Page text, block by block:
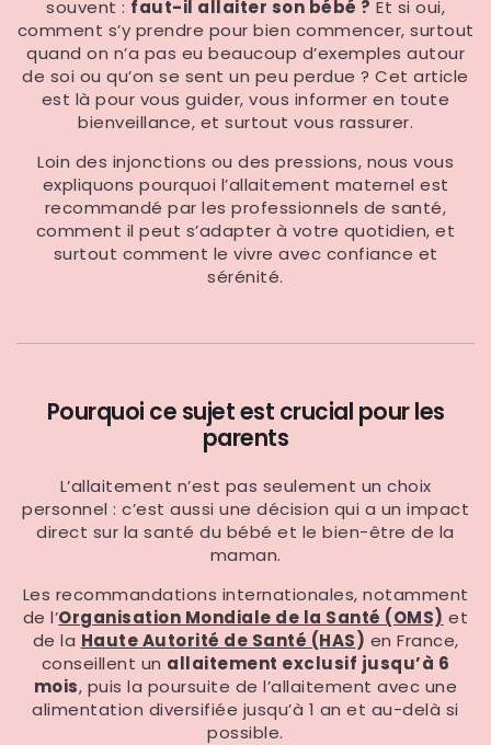
souvent : faut-il allaiter son bébé ? Et si oui,
comment s’y prendre pour bien commencer, surtout
quand on n’a pas eu beaucoup d’exemples autour
de soi ou qu’on se sent un peu perdue ? Cet article
est là pour vous guider, vous informer en toute
bienveillance, et surtout vous rassurer.
Loin des injonctions ou des pressions, nous vous
expliquons pourquoi l’allaitement maternel est
recommandé par les professionnels de santé,
comment il peut s’adapter à votre quotidien, et
surtout comment le vivre avec confiance et
sérénité.
Pourquoi ce sujet est crucial pour les
parents
L’allaitement n’est pas seulement un choix
personnel : c’est aussi une décision qui a un impact
direct sur la santé du bébé et le bien-être de la
maman.
Les recommandations internationales, notamment
de l’Organisation Mondiale de la Santé (OMS) et
de la Haute Autorité de Santé (HAS) en France,
conseillent un allaitement exclusif jusqu’à 6
mois, puis la poursuite de l’allaitement avec une
alimentation diversifiée jusqu’à 1 an et au-delà si
possible.